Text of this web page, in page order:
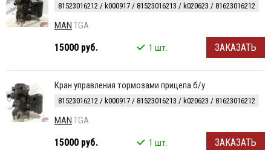
81523016212 / k000917 / 81523016213 / k020623 / 81623016212
MAN TGA
15000 руб. 1 шт. ЗАКАЗАТЬ
Кран управления тормозами прицепа б/у
81523016212 / k000917 / 81523016213 / k020623 / 81623016212
MAN TGA
15000 руб. 1 шт. ЗАКАЗАТЬ